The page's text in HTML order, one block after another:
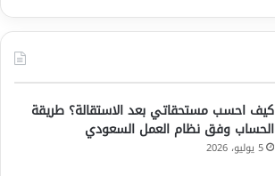
كيف احسب مستحقاتي بعد الاستقالة؟ طريقة
الحساب وفق نظام العمل السعودي
5 يوليو، 2026